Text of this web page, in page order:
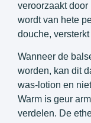
veroorzaakt
wordt van hete
douche,
Wanneer de
worden, kan dit
was-lotion en
Warm is geur
verdelen. De